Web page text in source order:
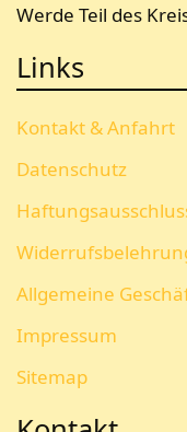
Werde Teil des
Links
Kontakt & Anfahrt
Datenschutz
Allgemeine
Impressum
Sitemap